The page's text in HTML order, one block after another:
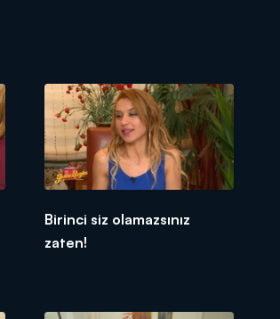
Birinci siz olamazsınız
zaten!